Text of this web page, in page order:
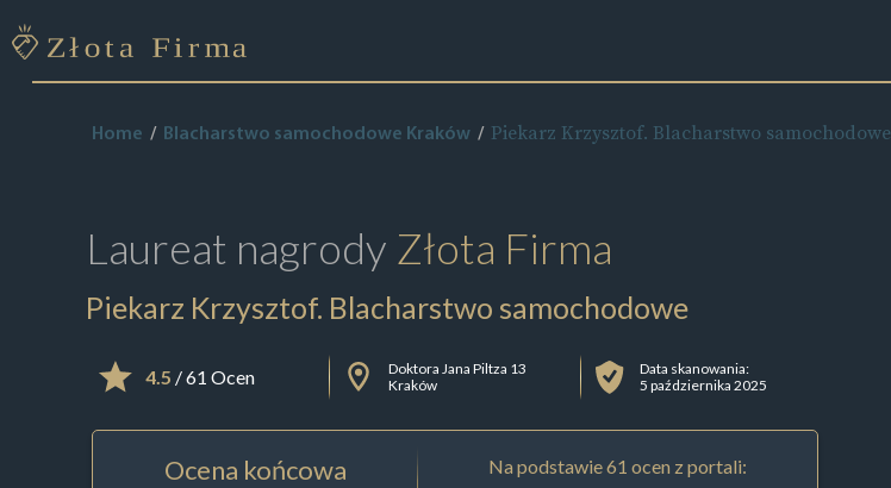
Home Blacharstwo samochodowe Kraków Piekarz Krzysztof. Blacharstwo samochodowe
Laureat nagrody Złota Firma
Piekarz Krzysztof. Blacharstwo samochodowe
4.5 / 61 Ocen
Doktora Jana Piltza 13
Kraków
Data skanowania:
5 października 2025
Ocena końcowa Na podstawie 61 ocen z portali: